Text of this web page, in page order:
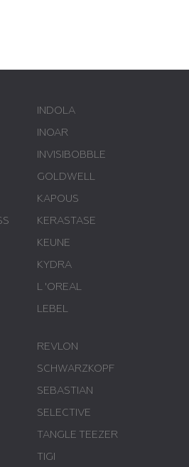
INDOLA
INOAR
INVISIBOBBLE
GOLDWELL
KAPOUS
KERASTASE
KEUNE
KYDRA
L 'ОREAL
LEBEL
REVLON
SCHWARZKOPF
SEBASTIAN
SELECTIVE
TANGLE TEEZER
TIGI